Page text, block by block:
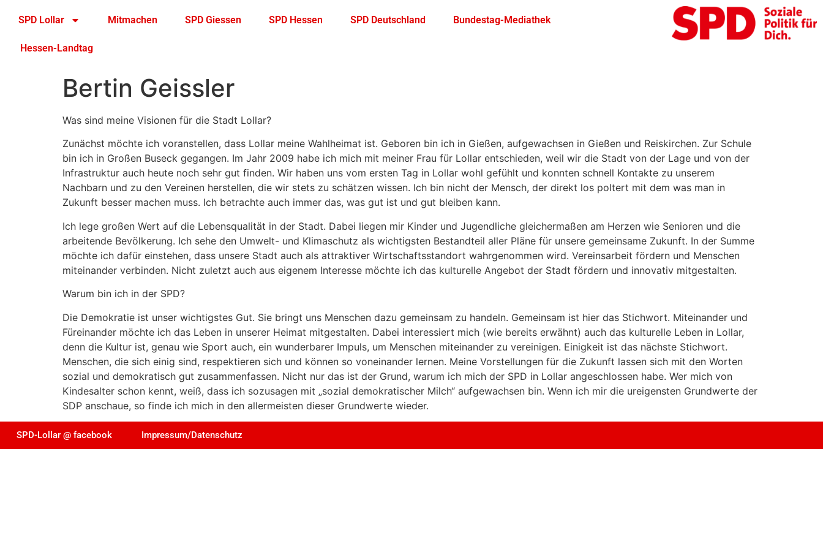
SPD Lollar Mitmachen SPD Giessen SPD Hessen SPD Deutschland Bundestag-Mediathek
Hessen-Landtag
Bertin Geissler
Was sind meine Visionen für die Stadt Lollar?
Zunächst möchte ich voranstellen, dass Lollar meine Wahlheimat ist. Geboren bin ich in Gießen, aufgewachsen in Gießen und Reiskirchen. Zur Schule
bin ich in Großen Buseck gegangen. Im Jahr 2009 habe ich mich mit meiner Frau für Lollar entschieden, weil wir die Stadt von der Lage und von der
Infrastruktur auch heute noch sehr gut finden. Wir haben uns vom ersten Tag in Lollar wohl gefühlt und konnten schnell Kontakte zu unserem
Nachbarn und zu den Vereinen herstellen, die wir stets zu schätzen wissen. Ich bin nicht der Mensch, der direkt los poltert mit dem was man in
Zukunft besser machen muss. Ich betrachte auch immer das, was gut ist und gut bleiben kann.
Ich lege großen Wert auf die Lebensqualität in der Stadt. Dabei liegen mir Kinder und Jugendliche gleichermaßen am Herzen wie Senioren und die
arbeitende Bevölkerung. Ich sehe den Umwelt- und Klimaschutz als wichtigsten Bestandteil aller Pläne für unsere gemeinsame Zukunft. In der Summe
möchte ich dafür einstehen, dass unsere Stadt auch als attraktiver Wirtschaftsstandort wahrgenommen wird. Vereinsarbeit fördern und Menschen
miteinander verbinden. Nicht zuletzt auch aus eigenem Interesse möchte ich das kulturelle Angebot der Stadt fördern und innovativ mitgestalten.
Warum bin ich in der SPD?
Die Demokratie ist unser wichtigstes Gut. Sie bringt uns Menschen dazu gemeinsam zu handeln. Gemeinsam ist hier das Stichwort. Miteinander und
Füreinander möchte ich das Leben in unserer Heimat mitgestalten. Dabei interessiert mich (wie bereits erwähnt) auch das kulturelle Leben in Lollar,
denn die Kultur ist, genau wie Sport auch, ein wunderbarer Impuls, um Menschen miteinander zu vereinigen. Einigkeit ist das nächste Stichwort.
Menschen, die sich einig sind, respektieren sich und können so voneinander lernen. Meine Vorstellungen für die Zukunft lassen sich mit den Worten
sozial und demokratisch gut zusammenfassen. Nicht nur das ist der Grund, warum ich mich der SPD in Lollar angeschlossen habe. Wer mich von
Kindesalter schon kennt, weiß, dass ich sozusagen mit „sozial demokratischer Milch“ aufgewachsen bin. Wenn ich mir die ureigensten Grundwerte der
SDP anschaue, so finde ich mich in den allermeisten dieser Grundwerte wieder.
SPD-Lollar @ facebook Impressum/Datenschutz